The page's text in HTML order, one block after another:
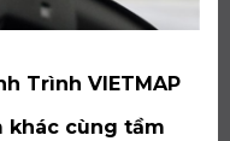
Trình VIETMAP
khác cùng tầm